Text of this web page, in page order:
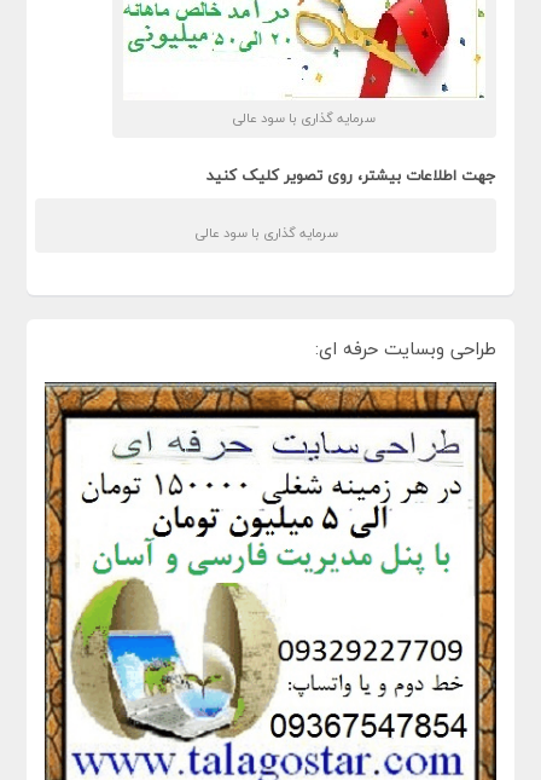
سرمایه گذاری با سود عالی
جهت اطلاعات بیشتر، روی تصویر کلیک کنید
سرمایه گذاری با سود عالی
طراحی وبسایت حرفه ای: